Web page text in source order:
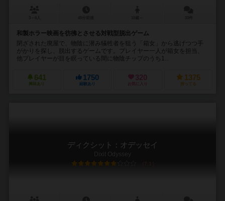
和製ホラー映画を彷彿とさせる対戦型脱出ゲーム
閉ざされた廃屋で、物陰に潜み犠牲者を狙う「箱女」から逃げつつ手
がかりを探し、脱出するゲームです。プレイヤー一人が箱女を担当、
他プレイヤーが目を瞑っている間に物陰チップのうち1...
641
興味あり
1750
経験あり
320
お気に入り
1375
持ってる
ディクシット：オデッセイ
Dixit Odyssey
7.1